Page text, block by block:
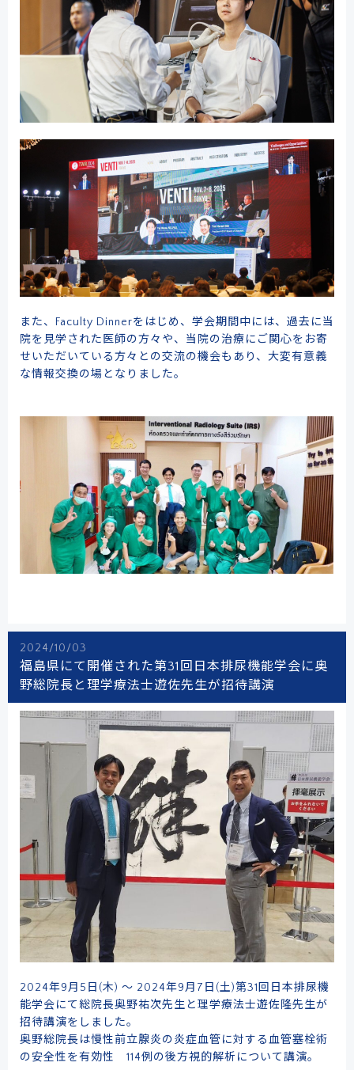
また、Faculty Dinnerをはじめ、学会期間中には、過去に当
院を見学された医師の方々や、当院の治療にご関心をお寄
せいただいている方々との交流の機会もあり、大変有意義
な情報交換の場となりました。
2024/10/03
福島県にて開催された第31回日本排尿機能学会に奥
野総院長と理学療法士遊佐先生が招待講演
2024年9月5日(木) ～ 2024年9月7日(土)第31回日本排尿機
能学会にて総院長奥野祐次先生と理学療法士遊佐隆先生が
招待講演をしました。
奥野総院長は慢性前立腺炎の炎症血管に対する血管塞栓術
の安全性を有効性 114例の後方視的解析について講演。